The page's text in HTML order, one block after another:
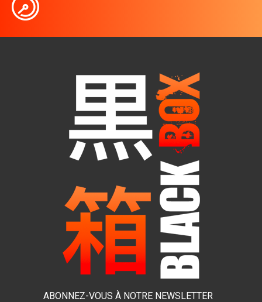
ABONNEZ-VOUS À NOTRE NEWSLETTER